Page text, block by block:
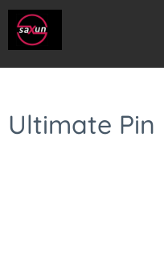
Ultimate Pin